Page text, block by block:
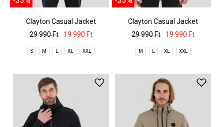
Clayton Casual Jacket
29 990 Ft
19 990 Ft
S M L XL XXL
Clayton Casual Jacket
29 990 Ft
19 990 Ft
M L XL XXL